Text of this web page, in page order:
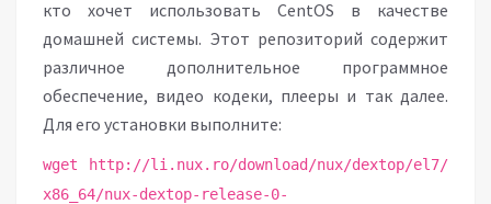
кто хочет использовать CentOS в качестве
домашней системы. Этот репозиторий содержит
различное дополнительное программное
обеспечение, видео кодеки, плееры и так далее.
Для его установки выполните:
wget http://li.nux.ro/download/nux/dextop/el7/
x86_64/nux-dextop-release-0-